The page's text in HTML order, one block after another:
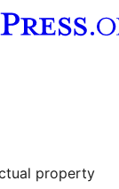
property